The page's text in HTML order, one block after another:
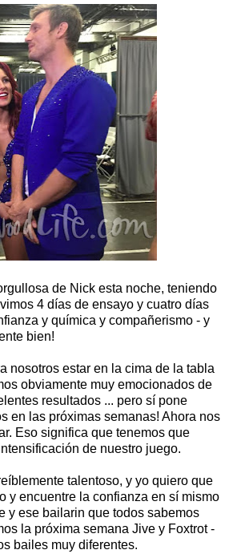
de Nick esta noche, teniendo
4 días de ensayo y cuatro días
y química y compañerismo - y
bien!
nosotros estar en la cima de la tabla
obviamente muy emocionados de
resultados ... pero sí pone
en las próximas semanas! Ahora nos
Eso significa que tenemos que
de nuestro juego.
talentoso, y yo quiero que
y encuentre la confianza en sí mismo
y ese bailarin que todos sabemos
la próxima semana Jive y Foxtrot -
bailes muy diferentes.